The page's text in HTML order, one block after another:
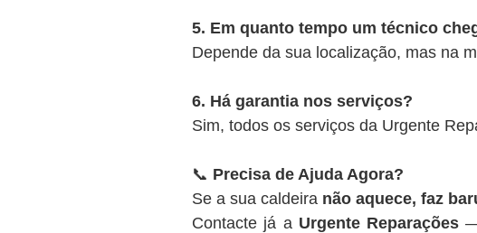
5. Em quanto tempo um técnico
Depende da sua localização, mas na
6. Há garantia nos serviços?
Sim, todos os serviços da Urgente
📞 Precisa de Ajuda Agora?
Se a sua caldeira não aquece, faz
Contacte já a Urgente Reparações